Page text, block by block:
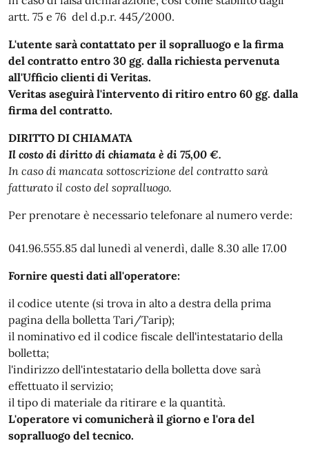
artt. 75 e 76 del d.p.r. 445/2000.
L'utente sarà contattato per il sopralluogo e la firma
del contratto entro 30 gg. dalla richiesta pervenuta
all'Ufficio clienti di Veritas.
Veritas aseguirà l'intervento di ritiro entro 60 gg. dalla
firma del contratto.
DIRITTO DI CHIAMATA
Il costo di diritto di chiamata è di 75,00 €.
In caso di mancata sottoscrizione del contratto sarà
fatturato il costo del sopralluogo.
Per prenotare è necessario telefonare al numero verde:
041.96.555.85 dal lunedì al venerdì, dalle 8.30 alle 17.00
Fornire questi dati all'operatore:
il codice utente (si trova in alto a destra della prima
pagina della bolletta Tari/Tarip);
il nominativo ed il codice fiscale dell'intestatario della
bolletta;
l'indirizzo dell'intestatario della bolletta dove sarà
effettuato il servizio;
il tipo di materiale da ritirare e la quantità.
L'operatore vi comunicherà il giorno e l'ora del
sopralluogo del tecnico.